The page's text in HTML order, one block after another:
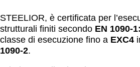
STEELIOR, è certificata per
strutturali finiti secondo EN 1090-
classe di esecuzione fino a EXC4
1090-2.